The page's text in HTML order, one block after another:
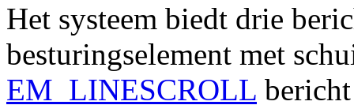
Het systeem biedt drie
besturingselement met
EM_LINESCROLL